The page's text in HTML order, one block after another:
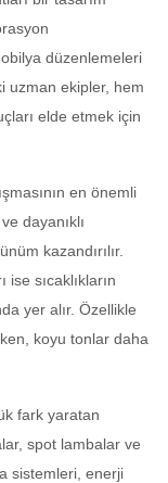
düzenlemeleri
uzman ekipler, hem
elde etmek için
en önemli
dayanıklı
kazandırılır.
sıcaklıkların
yer alır. Özellikle
koyu tonlar daha
fark yaratan
spot lambalar ve
sistemleri, enerji